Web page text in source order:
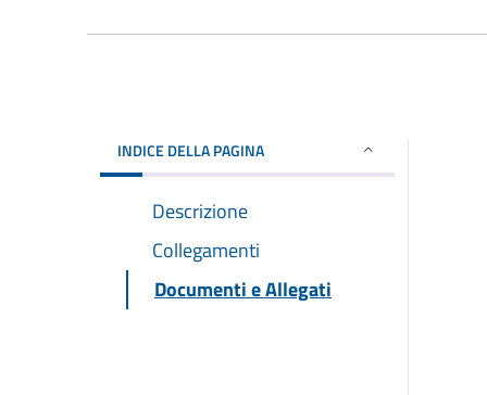
INDICE DELLA PAGINA
Descrizione
Collegamenti
Documenti e Allegati